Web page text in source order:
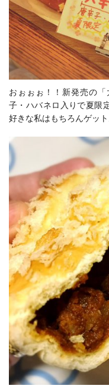
おぉぉぉ！！新発売の
子・ハバネロ入りで夏限
好きな私はもちろんゲット